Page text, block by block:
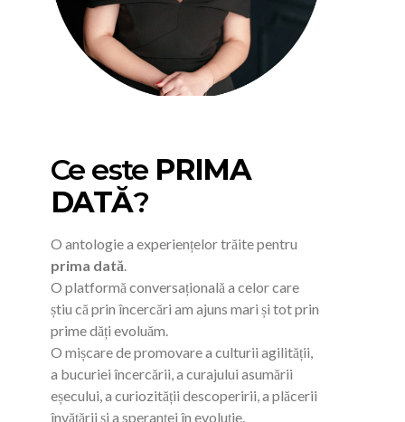
Ce este PRIMA
DATĂ?
O antologie a experiențelor trăite pentru
prima dată.
O platformă conversațională a celor care
știu că prin încercări am ajuns mari și tot prin
prime dăți evoluăm.
O mișcare de promovare a culturii agilității,
a bucuriei încercării, a curajului asumării
eșecului, a curiozității descoperirii, a plăcerii
învățării și a speranței în evoluție.